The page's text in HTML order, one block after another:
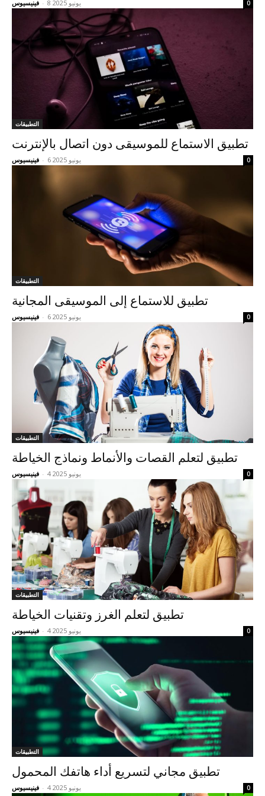
فينيسيوس - 8 يونيو 2025 0
التطبيقات
تطبيق الاستماع للموسيقى دون اتصال بالإنترنت
فينيسيوس - 6 يونيو 2025 0
التطبيقات
تطبيق للاستماع إلى الموسيقى المجانية
فينيسيوس - 6 يونيو 2025 0
التطبيقات
تطبيق لتعلم القصات والأنماط ونماذج الخياطة
فينيسيوس - 4 يونيو 2025 0
التطبيقات
تطبيق لتعلم الغرز وتقنيات الخياطة
فينيسيوس - 4 يونيو 2025 0
التطبيقات
تطبيق مجاني لتسريع أداء هاتفك المحمول
فينيسيوس - 4 يونيو 2025 0